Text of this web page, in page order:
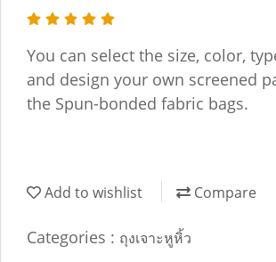
You can select the size, color,
and design your own screened
the Spun-bonded fabric bags.
Add to wishlist Compare
Categories : ถุงเจาะหูหิ้ว